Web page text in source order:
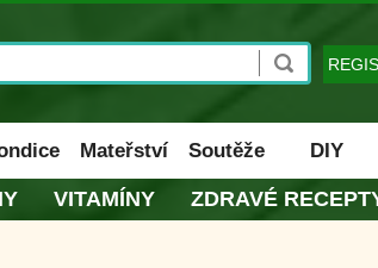
Mateřství Soutěže DIY
VITAMÍNY ZDRAVÉ